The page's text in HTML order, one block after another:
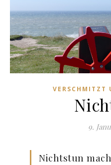
VERSCHMITZT
9.
Nichtstun